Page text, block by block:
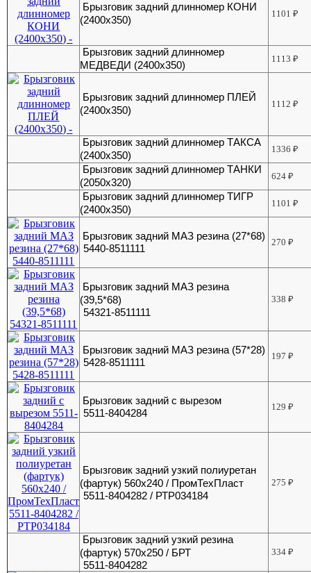
Брызговик задний длинномер КОНИ
(2400х350)
1101₽
Брызговик задний длинномер
МЕДВЕДИ (2400х350)
1113₽
Брызговик задний длинномер ПЛЕЙ
(2400х350)
1112₽
Брызговик задний длинномер ТАКСА
(2400х350)
1336₽
Брызговик задний длинномер ТАНКИ
(2050х320)
624₽
Брызговик задний длинномер ТИГР
(2400х350)
1101₽
Брызговик задний МАЗ резина (27*68)
5440-8511111
270₽
Брызговик задний МАЗ резина
(39,5*68)
54321-8511111
338₽
Брызговик задний МАЗ резина (57*28)
5428-8511111
197₽
Брызговик задний с вырезом
5511-8404284
129₽
Брызговик задний узкий полиуретан
(фартук) 560х240 / ПромТехПласт
5511-8404282 / РТР034184
275₽
Брызговик задний узкий резина
(фартук) 570х250 / БРТ
5511-8404282
334₽